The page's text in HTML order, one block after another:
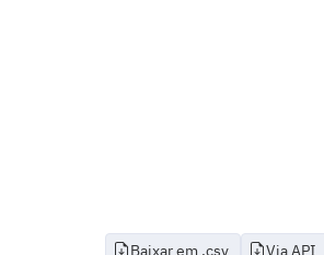
Baixar em .csv Via API